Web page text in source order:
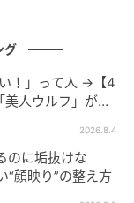
爽やかな香り
ブ洗顔を使っ
（サボ
グ
！」って人 →【4
人ウルフ」がお
2026.8.4
のに垢抜けな
顔映り”の整え方